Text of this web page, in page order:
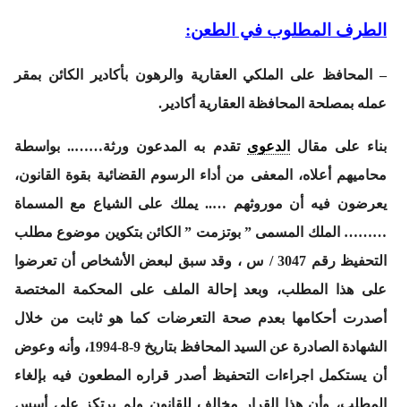
الطرف المطلوب في الطعن:
– المحافظ على الملكي العقارية والرهون بأكادير الكائن بمقر
عمله بمصلحة المحافظة العقارية أكادير.
بناء على مقال الدعوى تقدم به المدعون ورثة…….. بواسطة
محاميهم أعلاه، المعفى من أداء الرسوم القضائية بقوة القانون،
يعرضون فيه أن موروثهم ….. يملك على الشياع مع المسماة
……… الملك المسمى ” بوتزمت ” الكائن بتكوين موضوع مطلب
التحفيظ رقم 3047 / س ، وقد سبق لبعض الأشخاص أن تعرضوا
على هذا المطلب، وبعد إحالة الملف على المحكمة المختصة
أصدرت أحكامها بعدم صحة التعرضات كما هو ثابت من خلال
الشهادة الصادرة عن السيد المحافظ بتاريخ 9-8-1994، وأنه وعوض
أن يستكمل اجراءات التحفيظ أصدر قراره المطعون فيه بإلغاء
المطلب، وأن هذا القرار مخالف للقانون ولم يرتكز على أسس